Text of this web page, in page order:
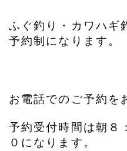
ふぐ釣り・カワハギ
予約制になります。
お電話でのご予約を
予約受付時間は朝８
０になります。